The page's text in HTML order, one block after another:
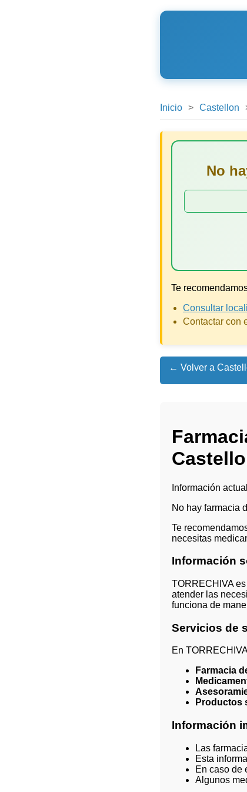
Inicio Castellon
No
Te
Consultar
Contactar con
← Volver a
Información
No hay farmacia
Te
necesitas
Información
TORRECHIVA
atender las
funciona de
Servicios de
En
Farmacia
Productos
Información
Las
Esta
En caso de
Algunos